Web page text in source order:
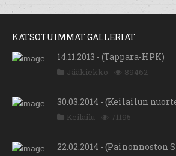
KATSOTUIMMAT GALLERIAT
14.11.2013 - (Tappara-HPK)
Jääkiekko 89462
30.03.2014 - (Keilailun
Keilailu 71195
22.02.2014 - (Painonnoston